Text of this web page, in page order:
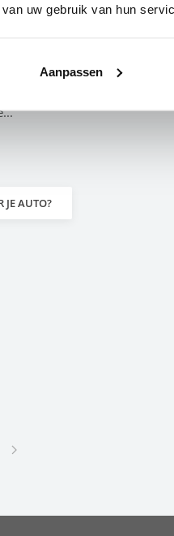
uw gebruik van hun
Aanpassen
schade. Bovendien treedt
JE AUTO?